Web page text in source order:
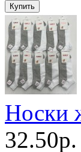
Носки
32.50р.